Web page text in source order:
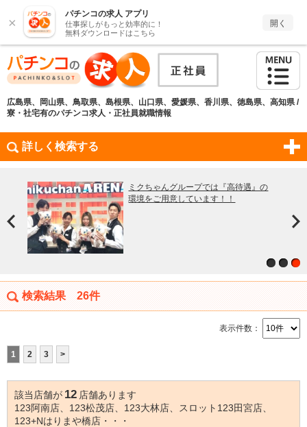
×
パチンコの求人 アプリ
仕事探しがもっと効率的に！
無料ダウンロードはこちら
開く
広島県、岡山県、鳥取県、島根県、山口県、愛媛県、香川県、徳島県、高知県 /
寮・社宅有のパチンコ求人・正社員就職情報
詳しく検索する
ミクちゃんグループでは『高待遇』の
環境をご用意しています！！
検索結果 26件
表示件数：
1 2 3 >
該当店舗が 12 店舗あります
123阿南店、123松茂店、123大林店、スロット123田宮店、
123+Nはりまや橋店・・・